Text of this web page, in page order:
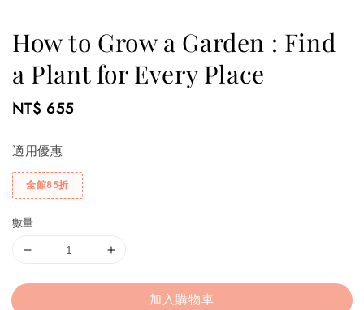
How to Grow a Garden : Find
a Plant for Every Place
Regular
NT$ 655
適用優惠
全館85折
數量
加入購物車